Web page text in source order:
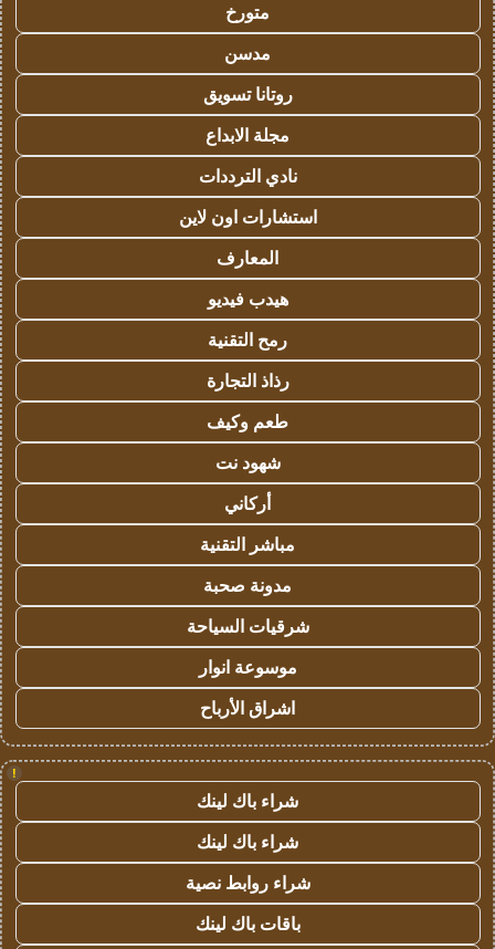
متورخ
مدسن
روتانا تسويق
مجلة الابداع
نادي الترددات
استشارات اون لاين
المعارف
هيدب فيديو
رمح التقنية
رذاذ التجارة
طعم وكيف
شهود نت
أركاني
مباشر التقنية
مدونة صحبة
شرقيات السياحة
موسوعة انوار
اشراق الأرباح
!
شراء باك لينك
شراء باك لينك
شراء روابط نصية
باقات باك لينك